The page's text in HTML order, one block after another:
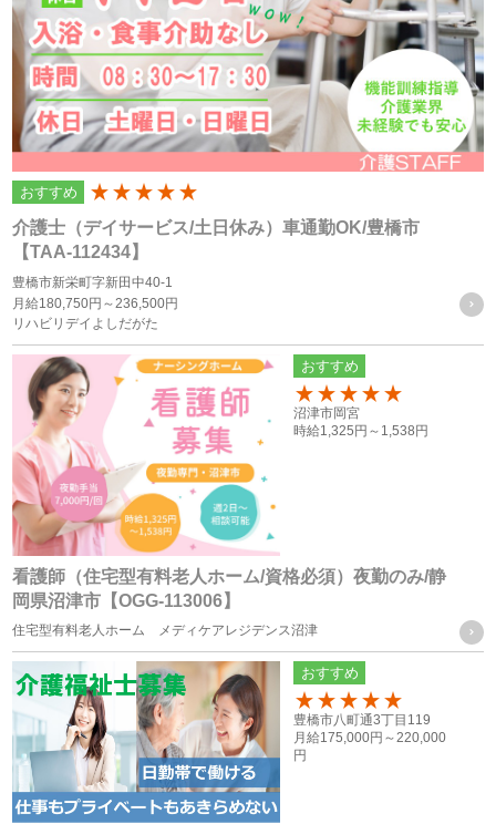
います）のプライバシーを尊重し、ユーザーの個人情報の管
理に細心の注意を払い、これを取扱うものとします。
個人情報の利用目的
個人情報の利用目的は以下の通りです。利用目的を超えて利
当サイトにおけるユーザーへのサービスの提供
本サービスの利用に伴う連絡・各種お知らせ等の配信・送
付
ユーザーの承諾・申込みに基づく、本サービス利用企業等
への個人情報の提供
属性情報･端末情報・位置情報・行動履歴等に基づく広
告・コンテンツ等の配信・表示、本サービスの提供
本サービスの改善・新規サービスの開発・マーケティング
活動
本サービスに関するご意見、お問い合わせの確認・回答
個人情報の第三者への提供
当社は、次に掲げる場合を除き、お客様の個人情報を第三者
に提供することはございません。
（１） ご本人様の同意がある場合
（２） 法令に基づく場合
（３） 人の生命、身体又は財産の保護のために必要がある場
介護士（デイサービス/土日休み）車通勤OK/豊橋市
【TAA-112434】
豊橋市新栄町字新田中40-1
月給180,750円～ 236,500円
リハビリデイよしだがた
おすすめ
200
看護師（住宅型有料老人ホーム/資格必須）夜勤のみ/静
岡県沼津市【OGG-113006】
住宅型有料老人ホーム メディケアレジデンス沼津
おすすめ
150
沼津市岡宮
時給1,325円～ 1,538円
おすすめ
100
豊橋市八町通3丁目119
月給175,000円～ 220,000
円